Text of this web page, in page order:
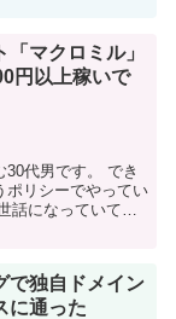
マクロミル」
円以上稼いで
代男です。 でき
ポリシーでやってい
話になっていて、
で独自ドメイン
に通った